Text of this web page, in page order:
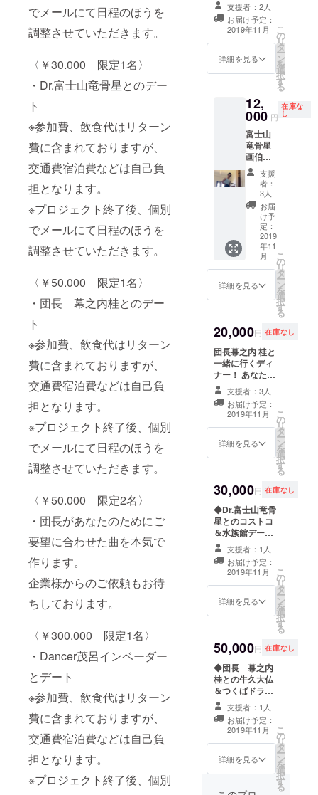
でメールにて日程のほうを
調整させていただきます。
〈￥30.000 限定1名〉
・Dr.富士山竜骨星とのデー
ト
※参加費、飲食代はリターン
費に含まれておりますが、
交通費宿泊費などは自己負
担となります。
※プロジェクト終了後、個別
でメールにて日程のほうを
調整させていただきます。
〈￥50.000 限定1名〉
・団長 幕之内桂とのデー
ト
※参加費、飲食代はリターン
費に含まれておりますが、
交通費宿泊費などは自己負
担となります。
※プロジェクト終了後、個別
でメールにて日程のほうを
調整させていただきます。
〈￥50.000 限定2名〉
・団長があなたのためにご
要望に合わせた曲を本気で
作ります。
企業様からのご依頼もお待
ちしております。
〈￥300.000 限定1名〉
・Dancer茂呂インベーダー
とデート
※参加費、飲食代はリターン
費に含まれておりますが、
交通費宿泊費などは自己負
担となります。
※プロジェクト終了後、個別
呂車での移動と
なります。 安全
性を十分に考慮
し、公共の場所
せていただきま
す。 参加費や飲
が、待ち合わせ
場所までの交通
費はご負担くだ
さい。 ※安全面
を十分に考慮
し、公共の場所
のみの面会とさ
せていただきま
絵を額縁に入れ
てプレゼント致
します。 絵が好
きな白組の皆様
要必見で
支援者：2人
お届け予定：
2019年11月
詳細を見る
こ
の
リ
タ
ー
ン
を
選
択
す
る
12,
000 円
在庫な
し
富士山
竜骨星
画伯に
よるリ
クエス
ト絵画
第二弾
追加！
力士団
ドラ
マー富
士山竜
骨があ
なたの
ために
絵を描
す！ 絵
のリク
エスト
はmail
にてお
わせく
ださ
い。
支援
者：
3人
お届
け予
定：
2019
年11
月
詳細を見る
こ
の
リ
タ
ー
ン
を
選
択
す
る
20,000円 在庫なし
団長幕之内 桂と
一緒に行くディ
ナー！ あなたの
選んだお店で桂
が人生相談、恋
愛相談どんなお
悩み、ご質問に
もお答えしま
す。 時間、日程
ただきます。 桂
の交通費、食事
代は御負担くだ
さい。 時間は
120分ほどを予
定しておりま
す。 ※安全性を
十分考慮し公共
の場所のみの面
だきます。
支援者：3人
お届け予定：
2019年11月
詳細を見る
こ
の
リ
タ
ー
ン
を
選
択
す
る
30,000円 在庫なし
◆Dr.富士山竜骨
星とのコストコ
＆水族館デート
説明 力士団ドラ
マー富士山竜骨
星による茨城県
内にあるコスト
コ＆水族館デー
トです。 プロ
せていただきま
す。 当日は待ち
合わせ場所まで
竜骨星が迎えに
行き、その後は
竜骨星車での移
動となります。
参加費は飲食
代、水族館入場
んが、当日の待
ち合わせ場所ま
支援者：1人
お届け予定：
2019年11月
詳細を見る
こ
の
リ
タ
ー
ン
を
選
択
す
る
50,000円 在庫なし
◆団長 幕之内
桂との牛久大仏
＆つくばドライ
ブデート 説明 力
士団の団長幕之
内桂による牛久
大仏、つくば市
内をご案内する
ドライブデート
になります。 プ
支援者：1人
お届け予定：
2019年11月
詳細を見る
こ
の
リ
タ
ー
ン
を
選
択
す
る